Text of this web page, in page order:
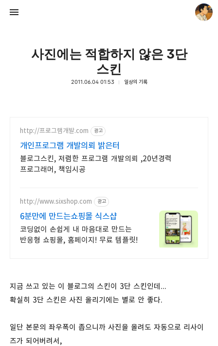
사진에는 적합하지 않은 3단
스킨
2011.06.04 01:53 일상의 기록
http://프로그램개발.com 광고
개인프로그램 개발의뢰 밝은터
블로그스킨, 저렴한 프로그램 개발의뢰 ,20년경력
프로그래머, 책임시공
http://www.sixshop.com 광고
6분만에 만드는쇼핑몰 식스샵
코딩없이 손쉽게 내 마음대로 만드는
반응형 쇼핑몰, 홈페이지! 무료 템플릿!
지금 쓰고 있는 이 블로그의 스킨이 3단 스킨인데...
확실히 3단 스킨은 사진 올리기에는 별로 안 좋다.
일단 본문의 좌우폭이 좁으니까 사진을 올려도 자동으로 리사이
즈가 되어버려서,